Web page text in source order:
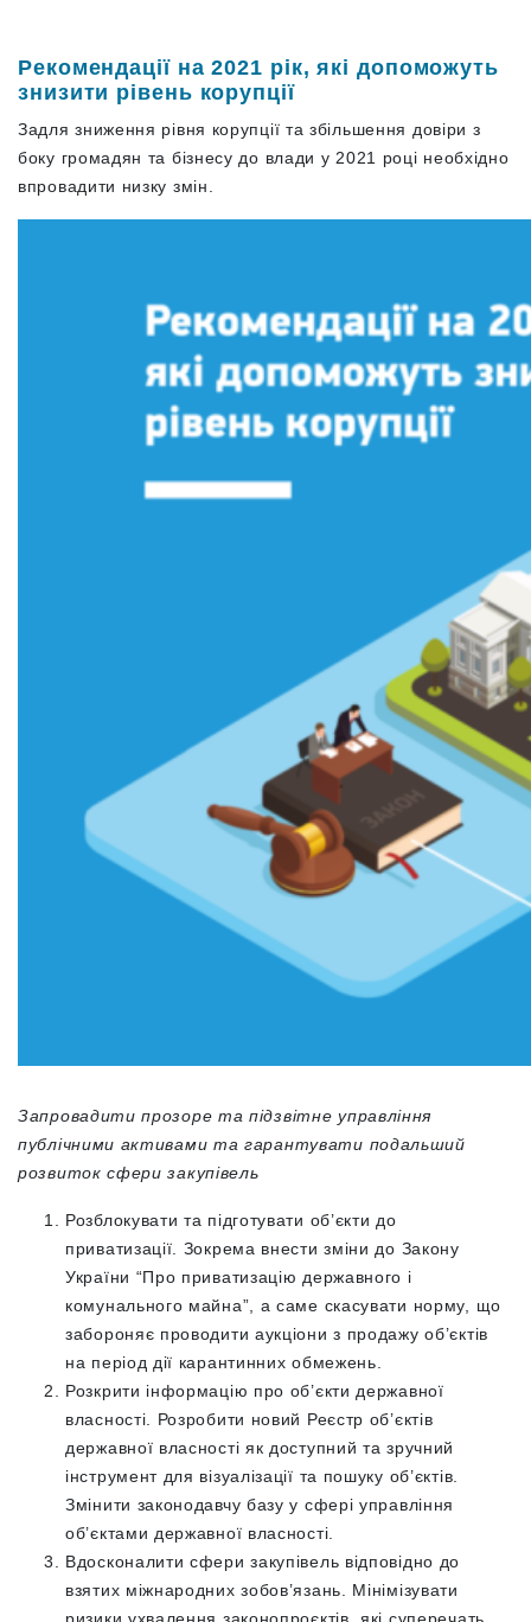
Рекомендації на 2021 рік, які допоможуть
знизити рівень корупції
Задля зниження рівня корупції та збільшення довіри з
боку громадян та бізнесу до влади у 2021 році необхідно
впровадити низку змін.
Запровадити прозоре та підзвітне управління
публічними активами та гарантувати подальший
розвиток сфери закупівель
Розблокувати та підготувати об’єкти до
приватизації. Зокрема внести зміни до Закону
України “Про приватизацію державного і
комунального майна”, а саме скасувати норму, що
забороняє проводити аукціони з продажу об’єктів
на період дії карантинних обмежень.
Розкрити інформацію про об’єкти державної
власності. Розробити новий Реєстр об’єктів
державної власності як доступний та зручний
інструмент для візуалізації та пошуку об’єктів.
Змінити законодавчу базу у сфері управління
об’єктами державної власності.
Вдосконалити сфери закупівель відповідно до
взятих міжнародних зобов’язань. Мінімізувати